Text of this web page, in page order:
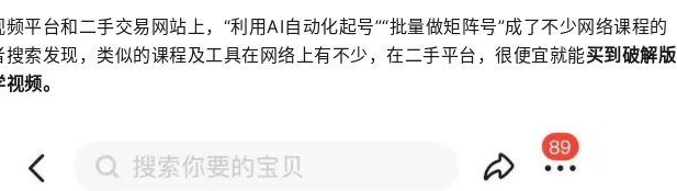
平台和二手交易网站上，“利用AI自动化起号”“批量做矩阵号”成了不少网络课程的
搜索发现，类似的课程及工具在网络上有不少，在二手平台，很便宜就能买到破解版
频。